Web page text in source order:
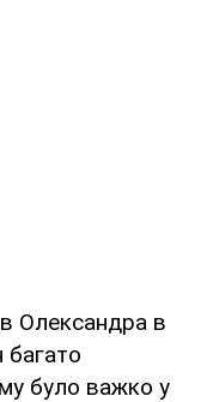
Олександра в
багато
було важко у